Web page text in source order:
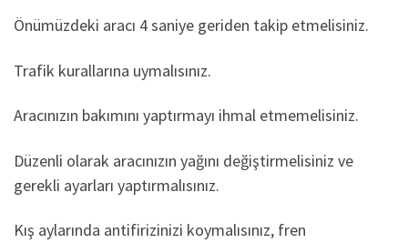
Önümüzdeki aracı 4 saniye geriden takip etmelisiniz.
Trafik kurallarına uymalısınız.
Aracınızın bakımını yaptırmayı ihmal etmemelisiniz.
Düzenli olarak aracınızın yağını değiştirmelisiniz ve
gerekli ayarları yaptırmalısınız.
Kış aylarında antifirizinizi koymalısınız, fren